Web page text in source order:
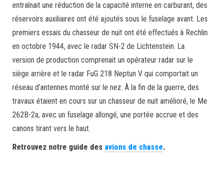
entraînait une réduction de la capacité interne en carburant, des
réservoirs auxiliaires ont été ajoutés sous le fuselage avant. Les
premiers essais du chasseur de nuit ont été effectués à Rechlin
en octobre 1944, avec le radar SN-2 de Lichtenstein. La
version de production comprenait un opérateur radar sur le
siège arrière et le radar FuG 218 Neptun V qui comportait un
réseau d’antennes monté sur le nez. À la fin de la guerre, des
travaux étaient en cours sur un chasseur de nuit amélioré, le Me
262B-2a, avec un fuselage allongé, une portée accrue et des
canons tirant vers le haut.
Retrouvez notre guide des avions de chasse.